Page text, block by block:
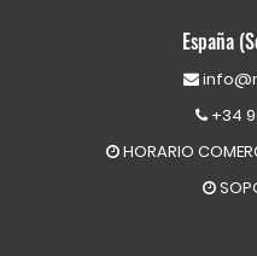
España
+34
HORARIO